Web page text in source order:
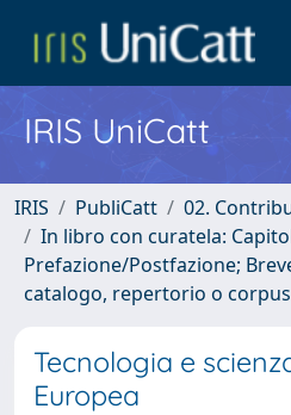
IRIS UniCatt
IRIS PubliCatt
02.
In libro con curatela:
Prefazione/Postfazione;
catalogo, repertorio o corpus
Tecnologia e
Europea